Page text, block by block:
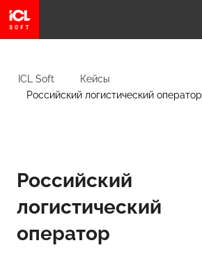
ICL Soft
Кейсы
Российский логистический оператор
Российский
логистический
оператор